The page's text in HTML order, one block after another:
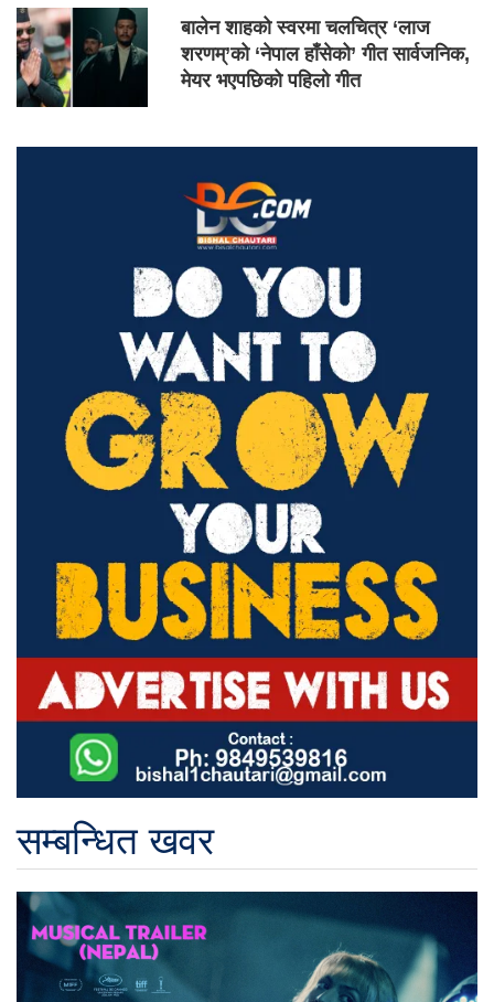
बालेन शाहको स्वरमा चलचित्र ‘लाज
शरणम्’को ‘नेपाल हाँसेको’ गीत सार्वजनिक,
मेयर भएपछिको पहिलो गीत
सम्बन्धित खवर